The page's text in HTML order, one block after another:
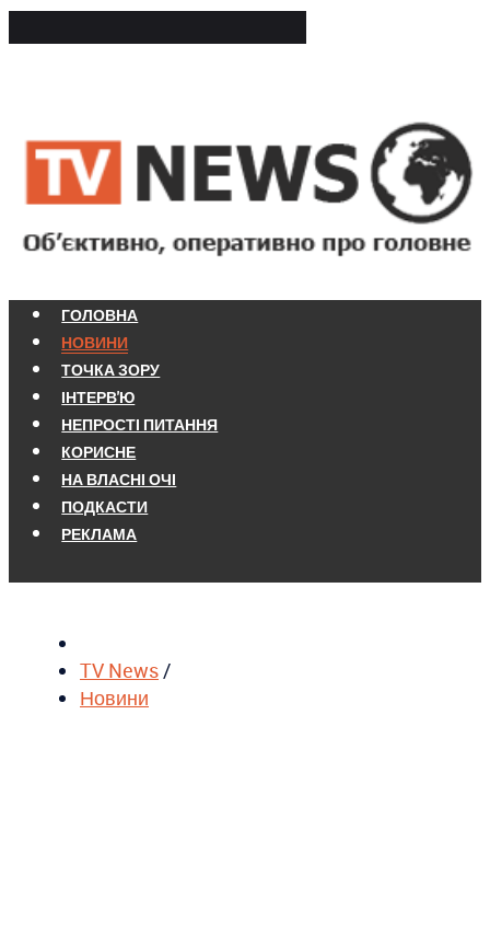
ГОЛОВНА
НОВИНИ
ТОЧКА ЗОРУ
ІНТЕРВ'Ю
НЕПРОСТІ ПИТАННЯ
КОРИСНЕ
НА ВЛАСНІ ОЧІ
ПОДКАСТИ
РЕКЛАМА
TV News/
Новини